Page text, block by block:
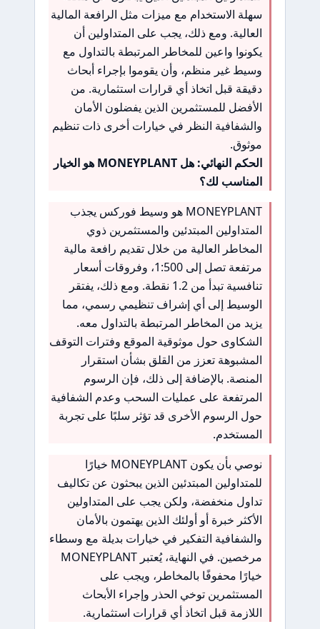
سهلة الاستخدام مع ميزات مثل الرافعة المالية
العالية. ومع ذلك، يجب على المتداولين أن
يكونوا واعين للمخاطر المرتبطة بالتداول مع
وسيط غير منظم، وأن يقوموا بإجراء أبحاث
دقيقة قبل اتخاذ أي قرارات استثمارية. من
الأفضل للمستثمرين الذين يفضلون الأمان
والشفافية النظر في خيارات أخرى ذات تنظيم
موثوق.
الحكم النهائي: هل MONEYPLANT هو الخيار
المناسب لك؟
MONEYPLANT هو وسيط فوركس يجذب
المتداولين المبتدئين والمستثمرين ذوي
المخاطر العالية من خلال تقديم رافعة مالية
مرتفعة تصل إلى 1:500، وفروقات أسعار
تنافسية تبدأ من 1.2 نقطة. ومع ذلك، يفتقر
الوسيط إلى أي إشراف تنظيمي رسمي، مما
يزيد من المخاطر المرتبطة بالتداول معه.
الشكاوى حول موثوقية الموقع وفترات التوقف
المشبوهة تعزز من القلق بشأن استقرار
المنصة. بالإضافة إلى ذلك، فإن الرسوم
المرتفعة على عمليات السحب وعدم الشفافية
حول الرسوم الأخرى قد تؤثر سلبًا على تجربة
المستخدم.
نوصي بأن يكون MONEYPLANT خيارًا
للمتداولين المبتدئين الذين يبحثون عن تكاليف
تداول منخفضة، ولكن يجب على المتداولين
الأكثر خبرة أو أولئك الذين يهتمون بالأمان
والشفافية التفكير في خيارات بديلة مع وسطاء
مرخصين. في النهاية، يُعتبر MONEYPLANT
خيارًا محفوفًا بالمخاطر، ويجب على
المستثمرين توخي الحذر وإجراء الأبحاث
اللازمة قبل اتخاذ أي قرارات استثمارية.